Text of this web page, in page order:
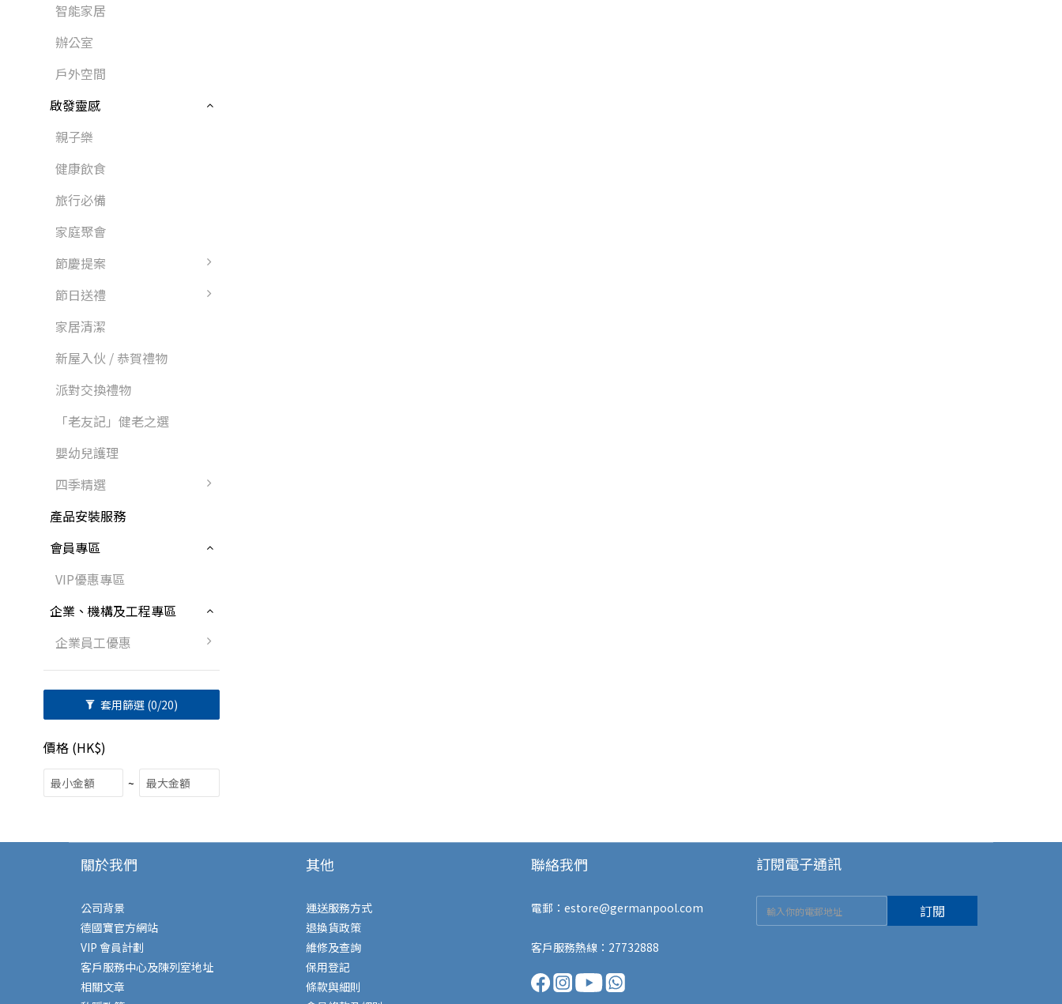
智能家居
辦公室
戶外空間
啟發靈感
親子樂
健康飲食
旅行必備
家庭聚會
節慶提案
節日送禮
家居清潔
新屋入伙 / 恭賀禮物
派對交換禮物
「老友記」健老之選
嬰幼兒護理
四季精選
產品安裝服務
會員專區
VIP優惠專區
企業、機構及工程專區
企業員工優惠
套用篩選 (0/20)
價格 (HK$)
~
關於我們
公司背景
德國寶官方網站
VIP 會員計劃
客戶服務中心及陳列室地址
相關文章
其他
運送服務方式
退換貨政策
維修及查詢
保用登記
條款與細則
聯絡我們
電郵： estore@germanpool.com
客戶服務熱線：27732888
訂閱電子通訊
訂閱